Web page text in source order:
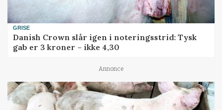
GRISE
Danish Crown slår igen i noteringsstrid: Tysk
gab er 3 kroner – ikke 4,30
Annonce